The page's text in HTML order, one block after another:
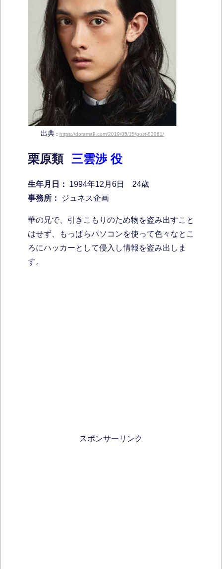
出典： https://dorama9.com/2019/05/15/post-83061/
栗原類 三雲渉 役
生年月日：
1994年12月6日 24歳
事務所：
ジュネス企画
華の兄で、引きこもりのため物を盗み出すこと
はせず、もっぱらパソコンを使って色々なとこ
ろにハッカーとして侵入し情報を盗み出しま
す。
スポンサーリンク